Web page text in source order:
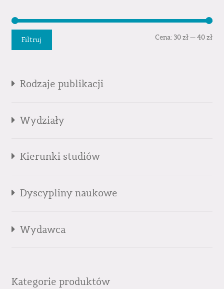
Filtruj Cena: 30 zł—40 zł
Rodzaje publikacji
Wydziały
Kierunki studiów
Dyscypliny naukowe
Wydawca
Kategorie produktów